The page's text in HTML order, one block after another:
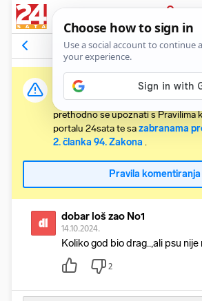
PRIJAVA
Komentari1
Važna obavijest:
Svaki korisnik koji želi komentirati
prethodno se upoznati s Pravilima
portalu 24sata te sazabranama
2. članka 94. Zakona .
Pravila komentiranja
dl dobar loš zao No1
14.10.2024.
Koliko god bio drag..,ali psu nije
2